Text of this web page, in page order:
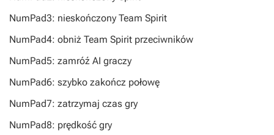
NumPad3: nieskończony Team Spirit
NumPad4: obniż Team Spirit przeciwników
NumPad5: zamróź AI graczy
NumPad6: szybko zakończ połowę
NumPad7: zatrzymaj czas gry
NumPad8: prędkość gry